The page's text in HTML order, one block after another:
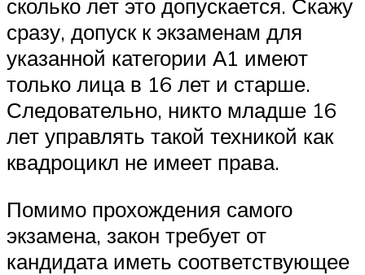
сколько лет это допускается. Скажу
сразу, допуск к экзаменам для
указанной категории А1 имеют
только лица в 16 лет и старше.
Следовательно, никто младше 16
лет управлять такой техникой как
квадроцикл не имеет права.
Помимо прохождения самого
экзамена, закон требует от
кандидата иметь соответствующее